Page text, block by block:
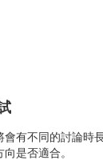
有不同的討論時
是否適合。